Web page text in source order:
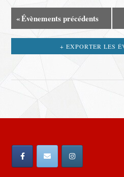
«Évènements précédents
+ EXPORTER LES